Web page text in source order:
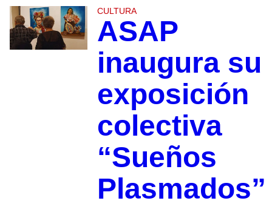
CULTURA
ASAP
inaugura su
exposición
colectiva
“Sueños
Plasmados”